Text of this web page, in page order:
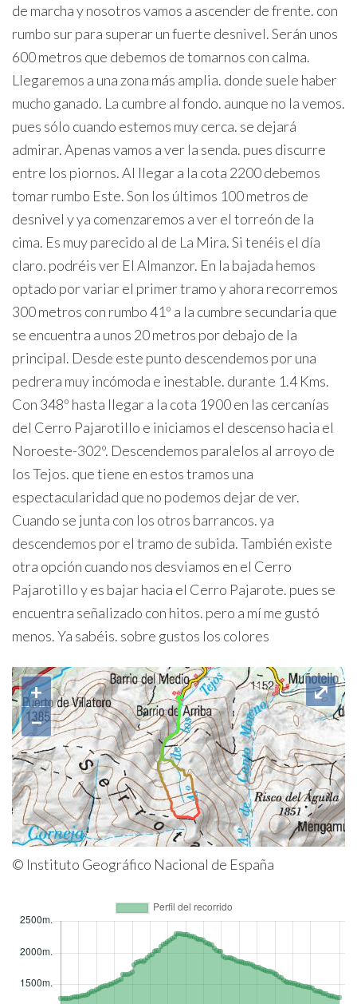
de marcha y nosotros vamos a ascender de frente. con
rumbo sur para superar un fuerte desnivel. Serán unos
600 metros que debemos de tomarnos con calma.
Llegaremos a una zona más amplia. donde suele haber
mucho ganado. La cumbre al fondo. aunque no la vemos.
pues sólo cuando estemos muy cerca. se dejará
admirar. Apenas vamos a ver la senda. pues discurre
entre los piornos. Al llegar a la cota 2200 debemos
tomar rumbo Este. Son los últimos 100 metros de
desnivel y ya comenzaremos a ver el torreón de la
cima. Es muy parecido al de La Mira. Si tenéis el día
claro. podréis ver El Almanzor. En la bajada hemos
optado por variar el primer tramo y ahora recorremos
300 metros con rumbo 41º a la cumbre secundaria que
se encuentra a unos 20 metros por debajo de la
principal. Desde este punto descendemos por una
pedrera muy incómoda e inestable. durante 1.4 Kms.
Con 348º hasta llegar a la cota 1900 en las cercanías
del Cerro Pajarotillo e iniciamos el descenso hacia el
Noroeste-302º. Descendemos paralelos al arroyo de
los Tejos. que tiene en estos tramos una
espectacularidad que no podemos dejar de ver.
Cuando se junta con los otros barrancos. ya
descendemos por el tramo de subida. También existe
otra opción cuando nos desviamos en el Cerro
Pajarotillo y es bajar hacia el Cerro Pajarote. pues se
encuentra señalizado con hitos. pero a mí me gustó
menos. Ya sabéis. sobre gustos los colores
+
−
⤢
© Instituto Geográfico Nacional de España